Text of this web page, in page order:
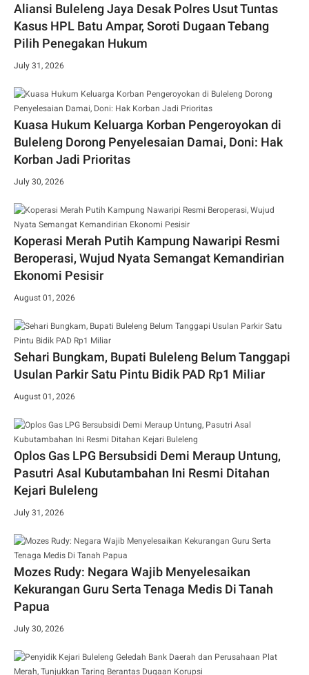
Aliansi Buleleng Jaya Desak Polres Usut Tuntas
Kasus HPL Batu Ampar, Soroti Dugaan Tebang
Pilih Penegakan Hukum
July 31, 2026
Kuasa Hukum Keluarga Korban Pengeroyokan di
Buleleng Dorong Penyelesaian Damai, Doni: Hak
Korban Jadi Prioritas
July 30, 2026
Koperasi Merah Putih Kampung Nawaripi Resmi
Beroperasi, Wujud Nyata Semangat Kemandirian
Ekonomi Pesisir
August 01, 2026
Sehari Bungkam, Bupati Buleleng Belum Tanggapi
Usulan Parkir Satu Pintu Bidik PAD Rp1 Miliar
August 01, 2026
Oplos Gas LPG Bersubsidi Demi Meraup Untung,
Pasutri Asal Kubutambahan Ini Resmi Ditahan
Kejari Buleleng
July 31, 2026
Mozes Rudy: Negara Wajib Menyelesaikan
Kekurangan Guru Serta Tenaga Medis Di Tanah
Papua
July 30, 2026